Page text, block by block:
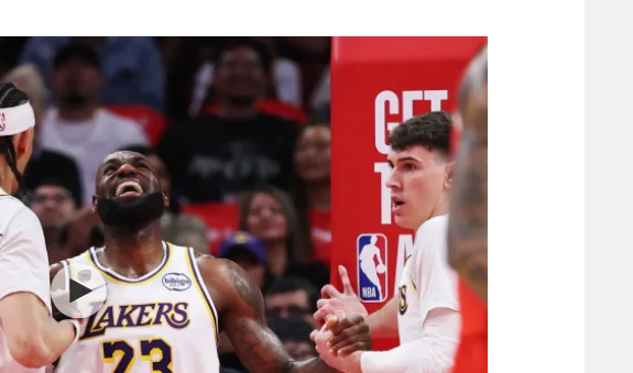
תקנון משתתפים וזוכים בפרסים
תקנון עבור פעילות אלקטרה
תקנון עבור פעילות ספורט 1 – "מרלן"
גיימינג E-Sports
תנאי שימוש
מדיניות פרטיות
תקנון פעילות ספורט 1
הפועל תל אביב
הפועל חיפה
הפועל באר שבע
מכבי נתניה
בני יהודה